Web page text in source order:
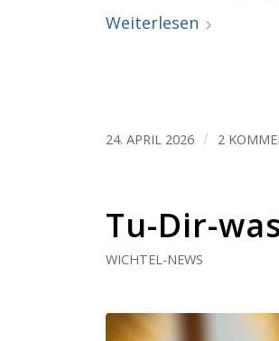
Weiterlesen
24. APRIL 2026 / 2
Tu-Dir-
WICHTEL-NEWS